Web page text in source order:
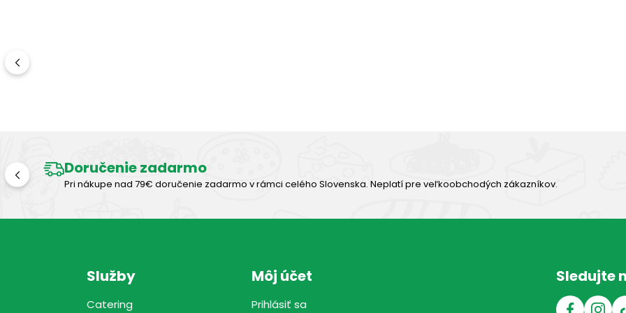
Doručenie zadarmo
Pri nákupe nad 79€ doručenie zadarmo v rámci celého Slovenska. Neplatí pre veľkoobchodých zákazníkov.
Služby
Catering
Môj účet
Prihlásiť sa
Sledujte